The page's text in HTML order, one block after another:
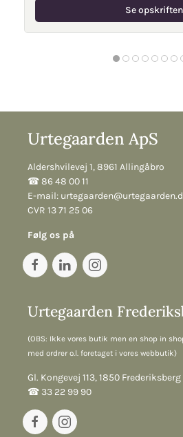
Se opskriften
Urtegaarden ApS
Aldershvilevej 1, 8961 Allingåbro
☎︎ 86 48 00 11
E-mail:
CVR 13 71 25 06
Følg os på
Urtegaarden
(OBS: Ikke vores butik men en shop in
med ordrer o.l. foretaget i vores webbutik)
Gl. Kongevej 113, 1850 Frederiksberg
☎︎ 33 22 99 90